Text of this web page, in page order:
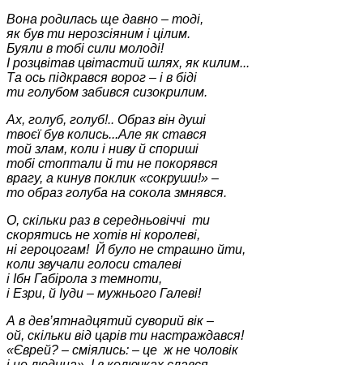
Вона родилась ще давно – тоді,
як був ти нерозсіяним і цілим.
Буяли в тобі сили молоді!
І розцвітав цвітастий шлях, як килим...
Та ось підкрався ворог – і в біді
ти голубом забився сизокрилим.
Ах, голуб, голуб!.. Образ він душі
твоєї був колись...Але як стався
той злам, коли і ниву й спориші
тобі стоптали й ти не покорявся
врагу, а кинув поклик «сокруши!» –
то образ голуба на сокола змнявся.
О, скільки раз в середньовіччі ти
скорятись не хотів ні королеві,
ні героцогам! Й було не страшно йти,
коли звучали голоси сталеві
і Ібн Габірола з темноти,
і Езри, й Іуди – мужнього Галеві!
А в дев’ятнадцятий суворий вік –
ой, скільки від царів ти настраждався!
«Єврей? – сміялись: – це ж не чоловік